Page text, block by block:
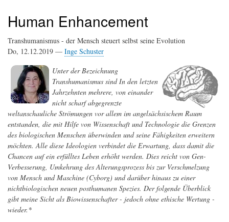
Human Enhancement
Transhumanismus - der Mensch steuert selbst seine Evolution
Do, 12.12.2019 — Inge Schuster
Unter der Bezeichnung
Transhumanismus sind In den letzten
Jahrzehnten mehrere, von einander
nicht scharf abgegrenzte
weltanschauliche Strömungen vor allem im angelsächsischem Raum
entstanden, die mit Hilfe von Wissenschaft und Technologie die Grenzen
des biologischen Menschen überwinden und seine Fähigkeiten erweitern
möchten. Alle diese Ideologien verbindet die Erwartung, dass damit die
Chancen auf ein erfülltes Leben erhöht werden. Dies reicht von Gen-
Verbesserung, Umkehrung des Alterungsprozess bis zur Verschmelzung
von Mensch und Maschine (Cyborg) und darüber hinaus zu einer
nichtbiologischen neuen posthumanen Spezies. Der folgende Überblick
gibt meine Sicht als Biowissenschafter - jedoch ohne ethische Wertung -
wieder.*